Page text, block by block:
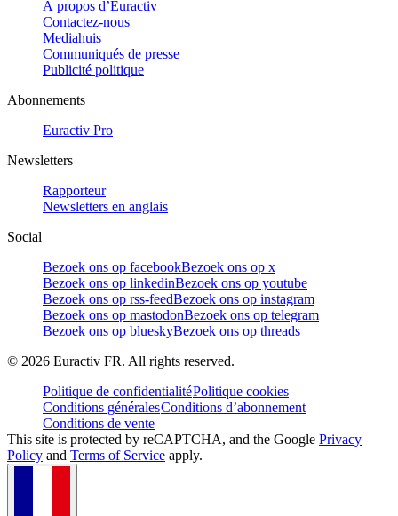
À propos d’Euractiv
Contactez-nous
Mediahuis
Communiqués de presse
Publicité politique
Abonnements
Euractiv Pro
Newsletters
Rapporteur
Newsletters en anglais
Social
Bezoek ons op facebookBezoek ons op x
Bezoek ons op linkedinBezoek ons op youtube
Bezoek ons op rss-feedBezoek ons op instagram
Bezoek ons op mastodonBezoek ons op telegram
Bezoek ons op blueskyBezoek ons op threads
© 2026 Euractiv FR. All rights reserved.
Politique de confidentialitéPolitique cookies
Conditions généralesConditions d’abonnement
Conditions de vente
This site is protected by reCAPTCHA, and the Google Privacy
Policy and Terms of Service apply.